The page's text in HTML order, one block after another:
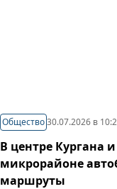
Общество 30.07.2026 в
В центре Кургана
микрорайоне
маршруты